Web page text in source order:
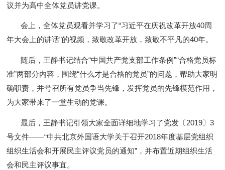
议并为高中全体党员讲党课。
会上，全体党员观看并学习了“习近平在庆祝改革开放40周
年大会上的讲话”的视频，致敬改革开放，致敬不平凡的40年。
随后，王静书记结合“中国共产党支部工作条例”“合格党员标
准”两部分内容，围绕“什么才是合格的党员”的问题，帮助大家明
确职责，并号召所有党员争当先锋，发挥党员的先锋模范作用，
为大家带来了一堂生动的党课。
最后，王静书记引领大家全面详细地学习了党发〔2019〕3
号文件——“中共北京外国语大学关于召开2018年度基层党组织
组织生活会和开展民主评议党员的通知”，并布置近期组织生活
会和民主评议事宜。